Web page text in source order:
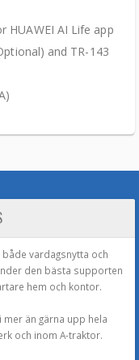
HUAWEI AI Life app
and TR-143
vardagsnytta och
den bästa supporten
hem och kontor.
än gärna upp hela
och inom A-traktor.